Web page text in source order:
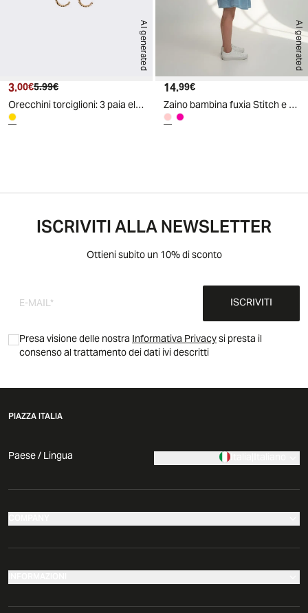
AI generated
Prezzo attuale
3.00€ Prezzo originale
5.99€
Orecchini torciglioni: 3 paia eleganti - Oro
AI generated
Prezzo attuale
14.99€
Zaino bambina fuxia Stitch e rosa Hello Kitty - Rosa
ISCRIVITI ALLA NEWSLETTER
Ottieni subito un 10% di sconto
ISCRIVITI
Presa visione delle nostraInformativa Privacysi presta il
consenso al trattamento dei dati ivi descritti
PIAZZA ITALIA
Paese / Lingua Italia|Italiano
I nostri negozi
Azienda